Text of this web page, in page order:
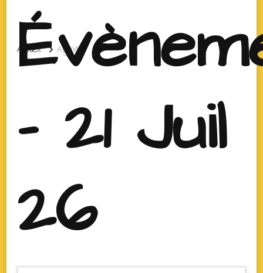
Accueil Agenda
- 21 Juil
26